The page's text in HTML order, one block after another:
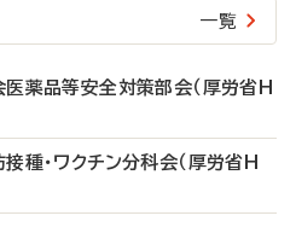
一覧
薬品等安全対策部会（厚労省H
種・ワクチン分科会（厚労省H